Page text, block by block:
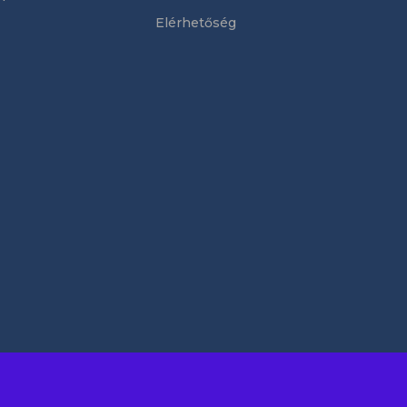
Elérhetőség